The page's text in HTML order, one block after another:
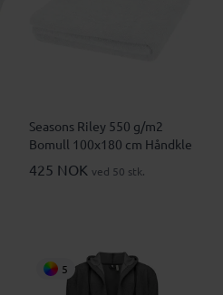
Seasons Riley 550 g/m2
Bomull 100x180 cm Håndkle
425 NOK ved 50 stk.
5